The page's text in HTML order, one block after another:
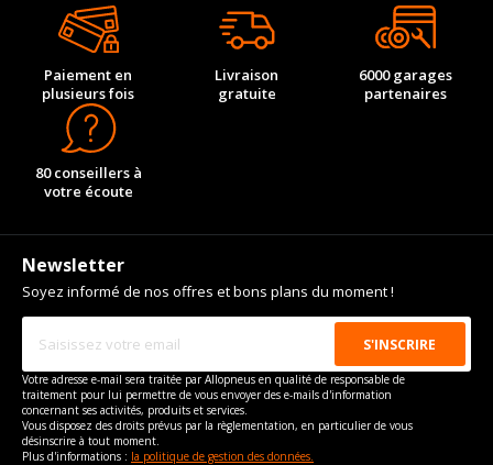
Paiement en
plusieurs fois
Livraison
gratuite
6000 garages
partenaires
80 conseillers à
votre écoute
Newsletter
Soyez informé de nos offres et bons plans du moment !
Votre adresse e-mail sera traitée par Allopneus en qualité de responsable de
traitement pour lui permettre de vous envoyer des e-mails d'information
concernant ses activités, produits et services.
Vous disposez des droits prévus par la règlementation, en particulier de vous
désinscrire à tout moment.
Plus d'informations : la politique de gestion des données.